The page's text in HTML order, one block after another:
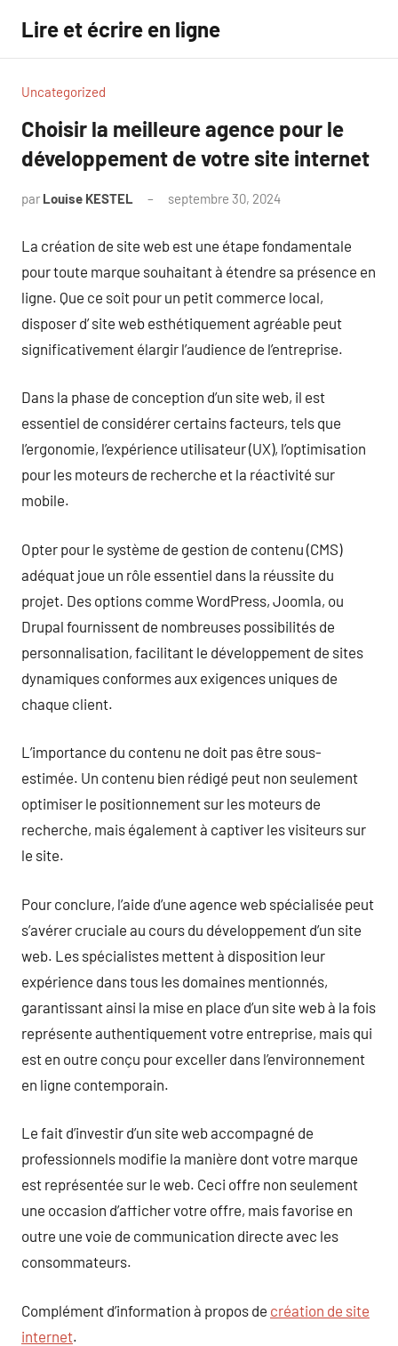
contenu
Lire et écrire en ligne
Uncategorized
Choisir la meilleure agence pour le
développement de votre site internet
par Louise KESTEL septembre 30, 2024
La création de site web est une étape fondamentale
pour toute marque souhaitant à étendre sa présence en
ligne. Que ce soit pour un petit commerce local,
disposer d’ site web esthétiquement agréable peut
significativement élargir l’audience de l’entreprise.
Dans la phase de conception d’un site web, il est
essentiel de considérer certains facteurs, tels que
l’ergonomie, l’expérience utilisateur (UX), l’optimisation
pour les moteurs de recherche et la réactivité sur
mobile.
Opter pour le système de gestion de contenu (CMS)
adéquat joue un rôle essentiel dans la réussite du
projet. Des options comme WordPress, Joomla, ou
Drupal fournissent de nombreuses possibilités de
personnalisation, facilitant le développement de sites
dynamiques conformes aux exigences uniques de
chaque client.
L’importance du contenu ne doit pas être sous-
estimée. Un contenu bien rédigé peut non seulement
optimiser le positionnement sur les moteurs de
recherche, mais également à captiver les visiteurs sur
le site.
Pour conclure, l’aide d’une agence web spécialisée peut
s’avérer cruciale au cours du développement d’un site
web. Les spécialistes mettent à disposition leur
expérience dans tous les domaines mentionnés,
garantissant ainsi la mise en place d’un site web à la fois
représente authentiquement votre entreprise, mais qui
est en outre conçu pour exceller dans l’environnement
en ligne contemporain.
Le fait d’investir d’un site web accompagné de
professionnels modifie la manière dont votre marque
est représentée sur le web. Ceci offre non seulement
une occasion d’afficher votre offre, mais favorise en
outre une voie de communication directe avec les
consommateurs.
Complément d’information à propos de création de site
internet.